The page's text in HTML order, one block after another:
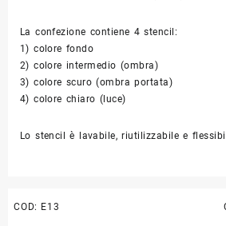
La confezione contiene 4 stencil:
1) colore fondo
2) colore intermedio (ombra)
3) colore scuro (ombra portata)
4) colore chiaro (luce)
Lo stencil è lavabile, riutilizzabile e
COD: E13